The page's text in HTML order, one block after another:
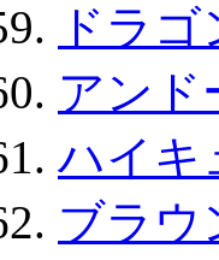
ドラ
アンド
ハイキ
ブラウ